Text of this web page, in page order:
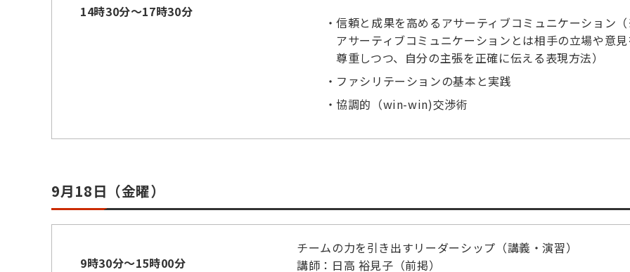
14時30分～17時30分
信頼と成果を高めるアサーティブコミュニケーション
アサーティブコミュニケーションとは相手の立場や意見
尊重しつつ、自分の主張を正確に伝える表現方法）
ファシリテーションの基本と実践
協調的（win-win)交渉術
9月18日（金曜）
9時30分～15時00分
チームの力を引き出すリーダーシップ（講義・演習）
講師：日高 裕見子（前掲）